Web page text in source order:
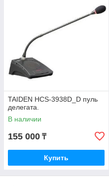
TAIDEN HCS-3938D_D пуль
делегата.
В наличии
155 000 ₸
Купить